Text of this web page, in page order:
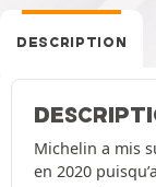
DESCRIPTION
Michelin a mis
en 2020